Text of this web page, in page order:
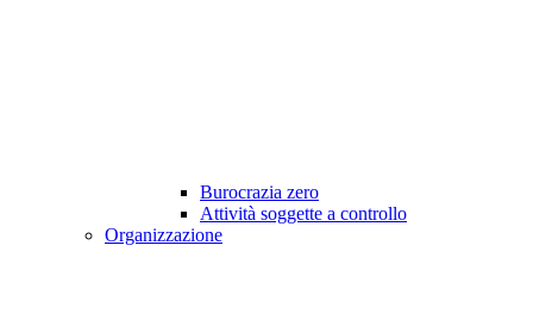
Burocrazia zero
Attività soggette a controllo
Organizzazione